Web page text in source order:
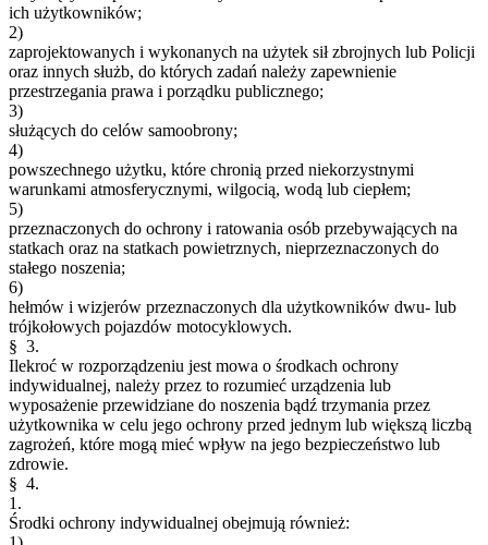
ich użytkowników;
2)
zaprojektowanych i wykonanych na użytek sił zbrojnych lub Policji
oraz innych służb, do których zadań należy zapewnienie
przestrzegania prawa i porządku publicznego;
3)
służących do celów samoobrony;
4)
powszechnego użytku, które chronią przed niekorzystnymi
warunkami atmosferycznymi, wilgocią, wodą lub ciepłem;
5)
przeznaczonych do ochrony i ratowania osób przebywających na
statkach oraz na statkach powietrznych, nieprzeznaczonych do
stałego noszenia;
6)
hełmów i wizjerów przeznaczonych dla użytkowników dwu- lub
trójkołowych pojazdów motocyklowych.
§ 3.
Ilekroć w rozporządzeniu jest mowa o środkach ochrony
indywidualnej, należy przez to rozumieć urządzenia lub
wyposażenie przewidziane do noszenia bądź trzymania przez
użytkownika w celu jego ochrony przed jednym lub większą liczbą
zagrożeń, które mogą mieć wpływ na jego bezpieczeństwo lub
zdrowie.
§ 4.
1.
Środki ochrony indywidualnej obejmują również: